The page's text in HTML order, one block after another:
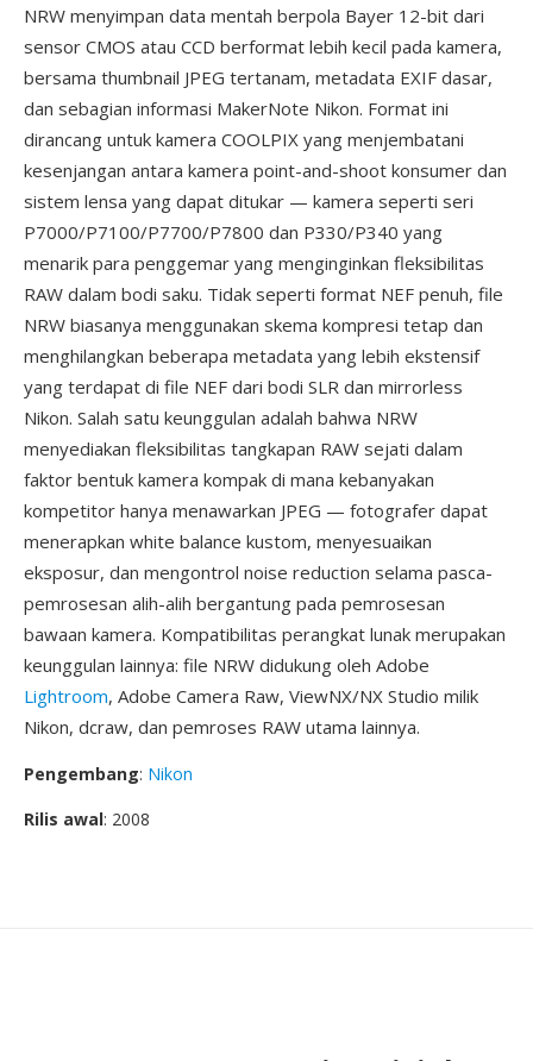
NRW menyimpan data mentah berpola Bayer 12-bit dari
sensor CMOS atau CCD berformat lebih kecil pada kamera,
bersama thumbnail JPEG tertanam, metadata EXIF dasar,
dan sebagian informasi MakerNote Nikon. Format ini
dirancang untuk kamera COOLPIX yang menjembatani
kesenjangan antara kamera point-and-shoot konsumer dan
sistem lensa yang dapat ditukar — kamera seperti seri
P7000/P7100/P7700/P7800 dan P330/P340 yang
menarik para penggemar yang menginginkan fleksibilitas
RAW dalam bodi saku. Tidak seperti format NEF penuh, file
NRW biasanya menggunakan skema kompresi tetap dan
menghilangkan beberapa metadata yang lebih ekstensif
yang terdapat di file NEF dari bodi SLR dan mirrorless
Nikon. Salah satu keunggulan adalah bahwa NRW
menyediakan fleksibilitas tangkapan RAW sejati dalam
faktor bentuk kamera kompak di mana kebanyakan
kompetitor hanya menawarkan JPEG — fotografer dapat
menerapkan white balance kustom, menyesuaikan
eksposur, dan mengontrol noise reduction selama pasca-
pemrosesan alih-alih bergantung pada pemrosesan
bawaan kamera. Kompatibilitas perangkat lunak merupakan
keunggulan lainnya: file NRW didukung oleh Adobe
Lightroom, Adobe Camera Raw, ViewNX/NX Studio milik
Nikon, dcraw, dan pemroses RAW utama lainnya.
Pengembang: Nikon
Rilis awal: 2008